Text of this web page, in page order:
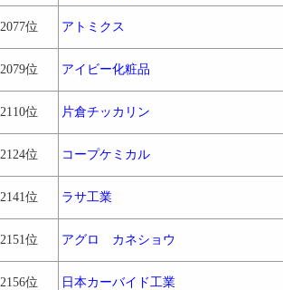
2077位 アトミクス
2079位 アイビー化粧品
2110位 片倉チッカリン
2124位 コープケミカル
2141位 ラサ工業
2151位 アグロ カネショウ
2156位 日本カーバイド工業